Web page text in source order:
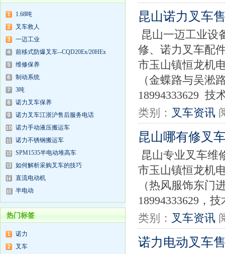
1.68吨
叉车救人
一迈工业
前移式防爆叉车--CQD20Ex/20HEx
维修保养
制动系统
3吨
诺力叉车保养
诺力叉车江浙沪售后服务电话
诺力手动液压搬运车
诺力不锈钢搬运车
SPM1535半电动堆高车
如何解析采购叉车的技巧
直流电动机
半电动
热门标签
诺力
叉车
昆山诺力叉车
昆山一迈工业设
修、诺力叉车配
市玉山镇恒龙机
（金蝶路与吴淞
18994333629 技
类别： 叉车资讯
昆山哪有修叉
昆山专业叉车维
市玉山镇恒龙机
（热风服饰东门
18994333629，
类别： 叉车资讯
诺力电动叉车